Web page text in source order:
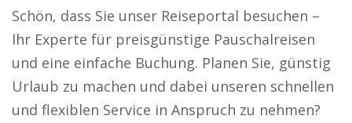
Schön, dass Sie unser Reiseportal besuchen –
Ihr Experte für preisgünstige Pauschalreisen
und eine einfache Buchung. Planen Sie, günstig
Urlaub zu machen und dabei unseren schnellen
und flexiblen Service in Anspruch zu nehmen?